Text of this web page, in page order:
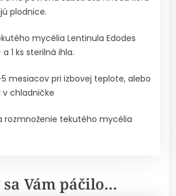
plodnice.
mycélia Lentinula Edodes
1 ks sterilná ihla.
mesiacov pri izbovej teplote, alebo
v chladničke
rozmnoženie tekutého mycélia
Vám páčilo…